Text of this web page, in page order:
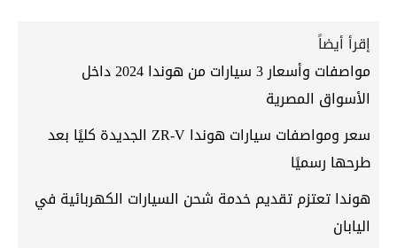
إقرأ أيضاً
مواصفات وأسعار 3 سيارات من هوندا 2024 داخل
الأسواق المصرية
سعر ومواصفات سيارات هوندا ZR-V الجديدة كليًا بعد
طرحها رسميًا
هوندا تعتزم تقديم خدمة شحن السيارات الكهربائية في
اليابان